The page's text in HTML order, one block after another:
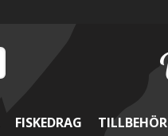
FISKEDRAG TILLBEHÖR